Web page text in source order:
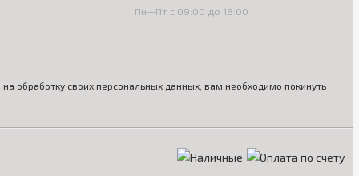
Пн—Пт с 09:00 до 18:00
на обработку своих персональных данных, вам необходимо покинуть